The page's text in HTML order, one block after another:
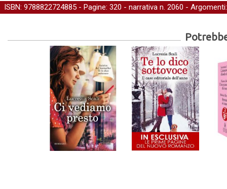
ISBN: 9788822724885 - Pagine: 320 - narrativa n. 2060 -